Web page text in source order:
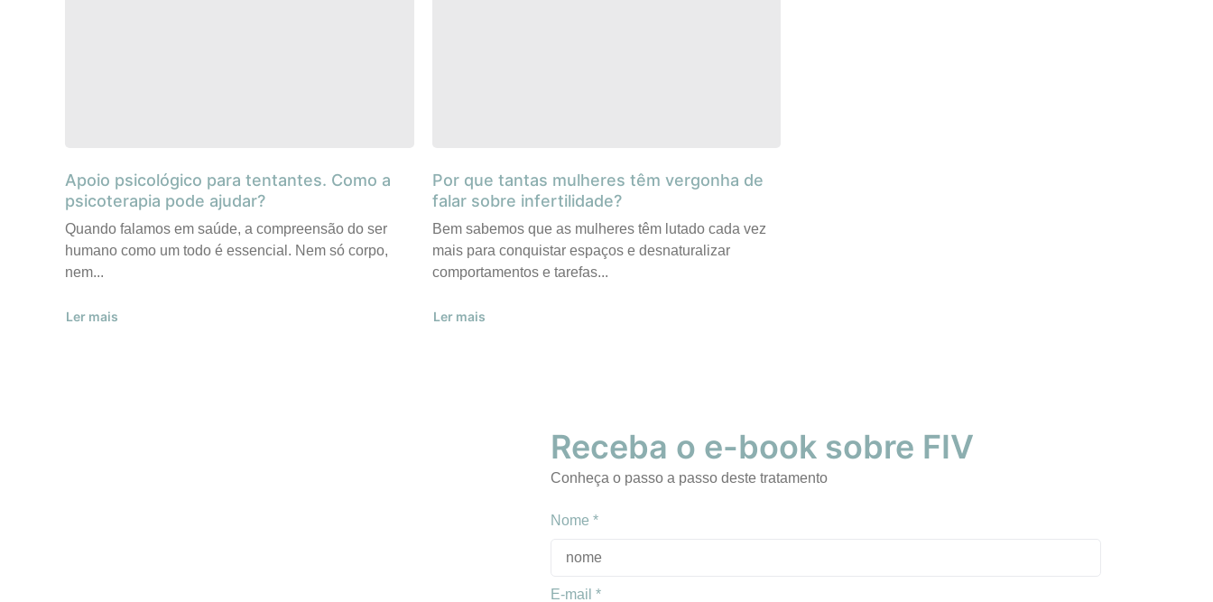
Apoio psicológico para tentantes. Como a
psicoterapia pode ajudar?
Quando falamos em saúde, a compreensão do ser
humano como um todo é essencial. Nem só corpo,
nem...
Ler mais
Por que tantas mulheres têm vergonha de
falar sobre infertilidade?
Bem sabemos que as mulheres têm lutado cada vez
mais para conquistar espaços e desnaturalizar
comportamentos e tarefas...
Ler mais
Receba o e-book sobre FIV
Conheça o passo a passo deste tratamento
Nome *
E-mail *